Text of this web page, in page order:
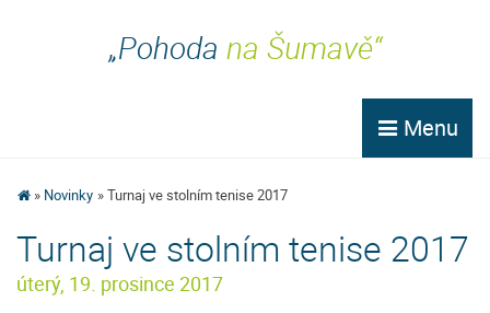
„Pohoda na Šumavě“
Menu
Novinky Turnaj ve stolním tenise 2017
Turnaj ve stolním tenise 2017
úterý, 19. prosince 2017